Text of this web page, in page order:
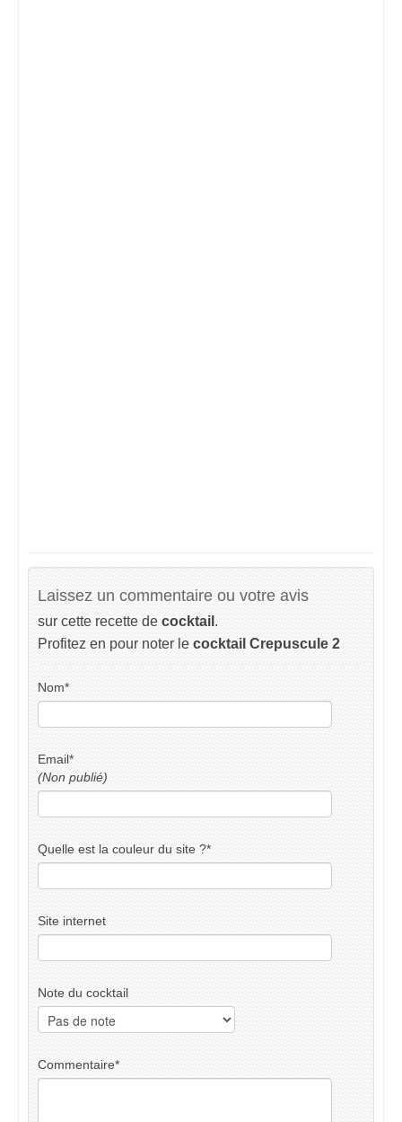
Laissez un commentaire ou votre avis
sur cette recette de cocktail .
Profitez en pour noter le cocktail Crepuscule 2
Nom*
Email*
(Non publié)
Quelle est la couleur du site ?*
Site internet
Note du cocktail
Commentaire*